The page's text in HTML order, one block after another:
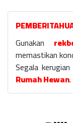
Gunakan
memastikan
Segala
Rumah Hewan.